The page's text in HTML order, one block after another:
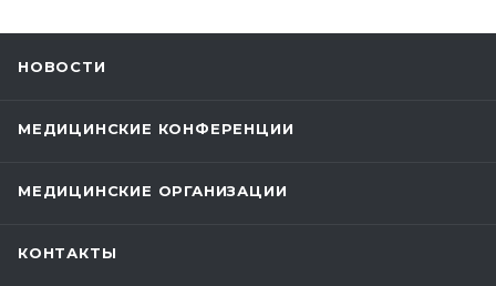
НОВОСТИ
МЕДИЦИНСКИЕ КОНФЕРЕНЦИИ
МЕДИЦИНСКИЕ ОРГАНИЗАЦИИ
КОНТАКТЫ